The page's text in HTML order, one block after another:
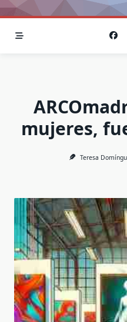
mujeres,
Teresa